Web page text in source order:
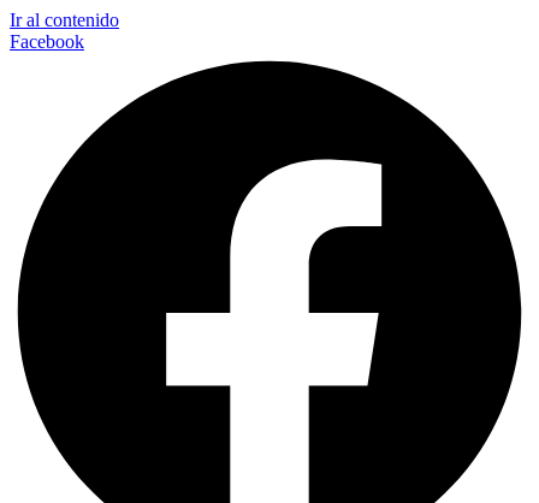
Ir al contenido
Facebook